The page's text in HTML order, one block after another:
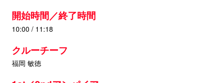
開始時間／終了時間
10:00 / 11:18
クルーチーフ
福岡 敏徳